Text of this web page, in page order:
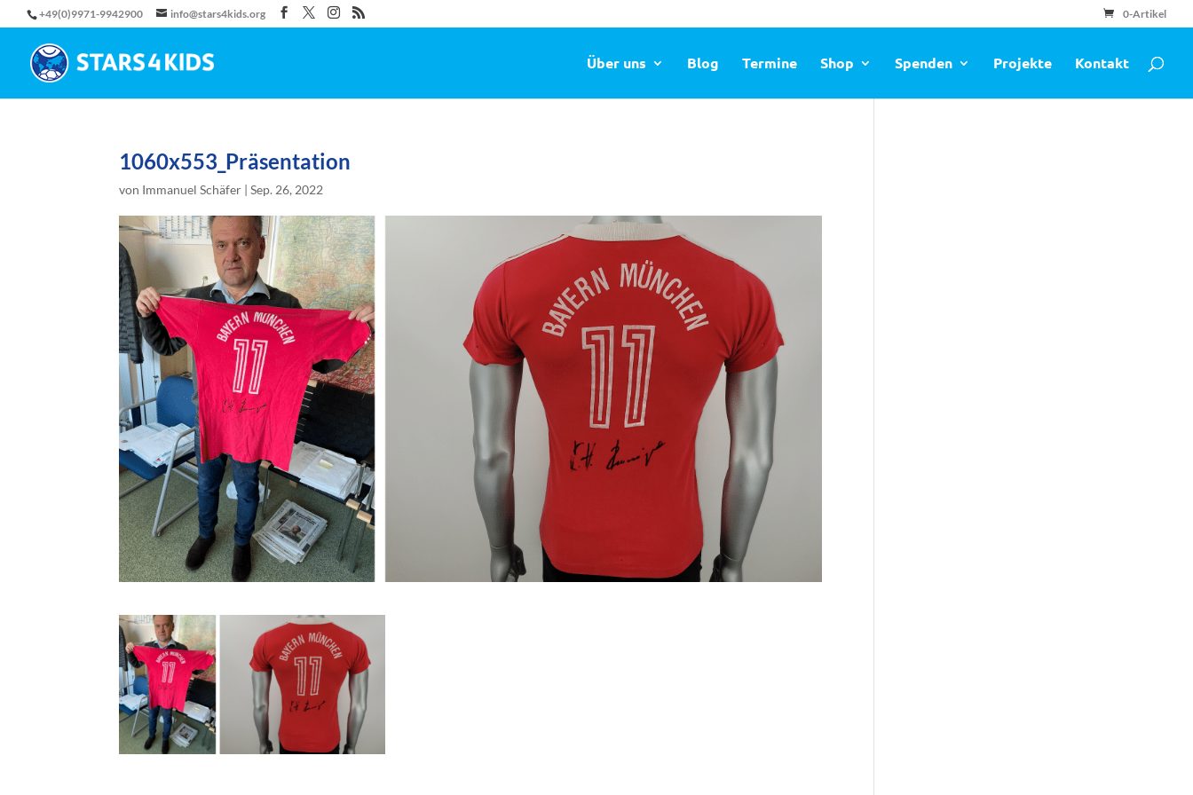
+49(0)9971-9942900 info@stars4kids.org 0-Artikel
Über uns Blog Termine Shop Spenden Projekte Kontakt
1060x553_Präsentation
von Immanuel Schäfer |Sep. 26, 2022